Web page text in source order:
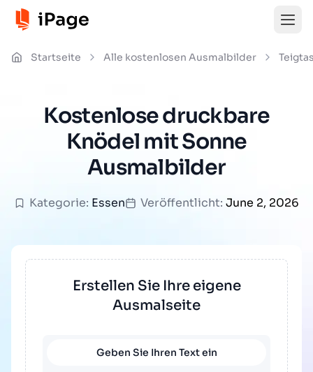
Startseite Alle kostenlosen Ausmalbilder
Kostenlose druckbare
Knödel mit Sonne
Ausmalbilder
Kategorie: Essen Veröffentlicht: June 2, 2026
Erstellen Sie Ihre eigene
Ausmalseite
Geben Sie Ihren Text ein